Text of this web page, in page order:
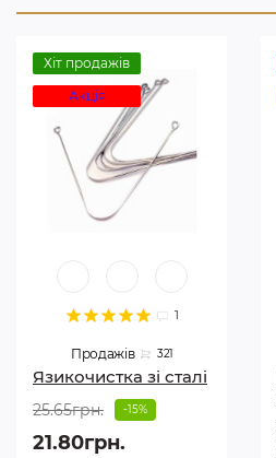
Хіт продажів
Акція
1
Продажів 321
Язикочистка зі сталі
25.65грн. -15%
21.80грн.